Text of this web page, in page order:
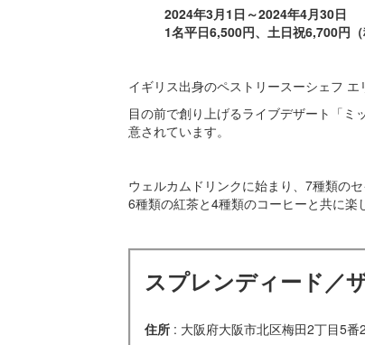
2024年3月1日～2024年4月30日
1名平日6,500円、土日祝6,700円（
イギリス出身のペストリースーシェフ
目の前で創り上げるライブデザート「
意されています。
ウェルカムドリンクに始まり、7種類の
6種類の紅茶と4種類のコーヒーと共に楽
スプレンディード／
住所 : 大阪府大阪市北区梅田2丁目5